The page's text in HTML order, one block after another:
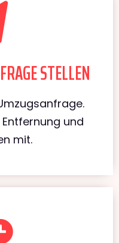
STELLEN
und
mit.